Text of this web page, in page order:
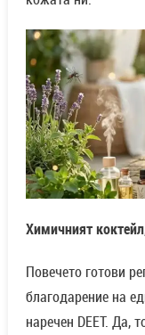
Химичният
Повечето готови
благодарение на
наречен DEET. Да,